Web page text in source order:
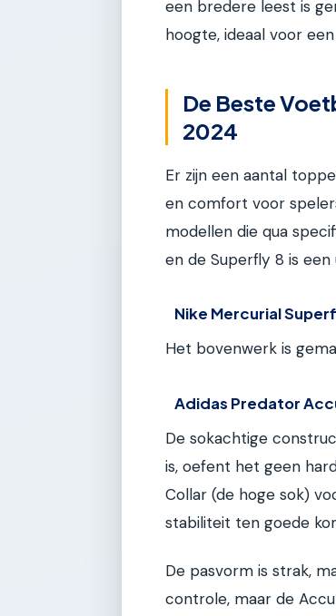
een bredere leest is
hoogte, ideaal voor
De Beste
2024
Er zijn een aantal
en comfort voor
modellen die qua
en de Superfly 8 is
Nike Mercurial
Het bovenwerk is
Adidas Predator
De sokachtige
is, oefent het geen
Collar (de hoge sok)
stabiliteit ten goede
De pasvorm is strak,
controle, maar de